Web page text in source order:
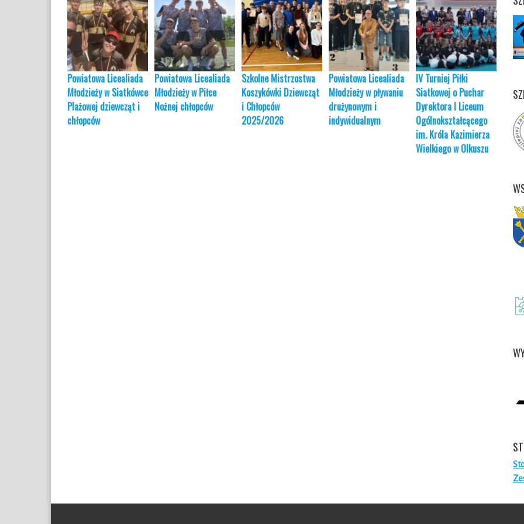
Powiatowa Licealiada
Młodzieży w Siatkówce
Plażowej dziewcząt i
chłopców
Powiatowa Licealiada
Młodzieży w Piłce
Nożnej chłopców
Szkolne Mistrzostwa
Koszykówki Dziewcząt
i Chłopców
2025/2026
Powiatowa Licealiada
Młodzieży w pływaniu
drużynowym i
indywidualnym
IV Turniej Piłki
Siatkowej o Puchar
Dyrektora I Liceum
Ogólnokształcącego
im. Króla Kazimierza
Wielkiego w Olkuszu